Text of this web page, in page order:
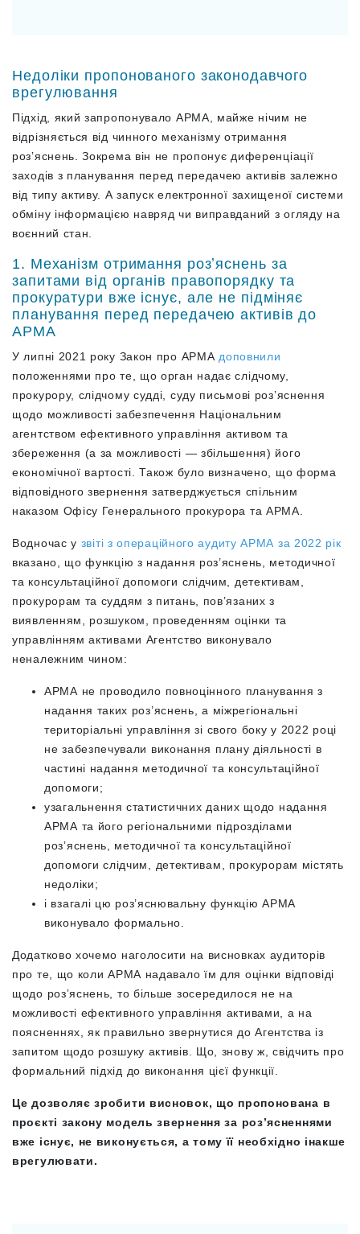
Недоліки пропонованого законодавчого
врегулювання
Підхід, який запропонувало АРМА, майже нічим не
відрізняється від чинного механізму отримання
розʼяснень. Зокрема він не пропонує диференціації
заходів з планування перед передачею активів залежно
від типу активу. А запуск електронної захищеної системи
обміну інформацією навряд чи виправданий з огляду на
воєнний стан.
1. Механізм отримання розʼяснень за
запитами від органів правопорядку та
прокуратури вже існує, але не підміняє
планування перед передачею активів до
АРМА
У липні 2021 року Закон про АРМА доповнили
положеннями про те, що орган надає слідчому,
прокурору, слідчому судді, суду письмові роз’яснення
щодо можливості забезпечення Національним
агентством ефективного управління активом та
збереження (а за можливості — збільшення) його
економічної вартості. Також було визначено, що форма
відповідного звернення затверджується спільним
наказом Офісу Генерального прокурора та АРМА.
Водночас у звіті з операційного аудиту АРМА за 2022 рік
вказано, що функцію з надання роз’яснень, методичної
та консультаційної допомоги слідчим, детективам,
прокурорам та суддям з питань, пов’язаних з
виявленням, розшуком, проведенням оцінки та
управлінням активами Агентство виконувало
неналежним чином:
АРМА не проводило повноцінного планування з
надання таких роз’яснень, а міжрегіональні
територіальні управління зі свого боку у 2022 році
не забезпечували виконання плану діяльності в
частині надання методичної та консультаційної
допомоги;
узагальнення статистичних даних щодо надання
АРМА та його регіональними підрозділами
роз’яснень, методичної та консультаційної
допомоги слідчим, детективам, прокурорам містять
недоліки;
і взагалі цю роз’яснювальну функцію АРМА
виконувало формально.
Додатково хочемо наголосити на висновках аудиторів
про те, що коли АРМА надавало їм для оцінки відповіді
щодо розʼяснень, то більше зосередилося не на
можливості ефективного управління активами, а на
поясненнях, як правильно звернутися до Агентства із
запитом щодо розшуку активів. Що, знову ж, свідчить про
формальний підхід до виконання цієї функції.
Це дозволяє зробити висновок, що пропонована в
проєкті закону модель звернення за розʼясненнями
вже існує, не виконується, а тому її необхідно інакше
врегулювати.